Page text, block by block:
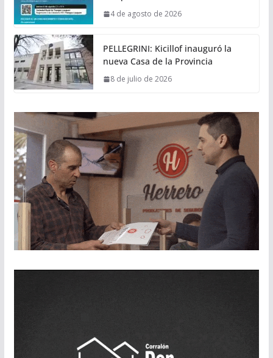
4 de agosto de 2026
PELLEGRINI: Kicillof inauguró la
nueva Casa de la Provincia
8 de julio de 2026